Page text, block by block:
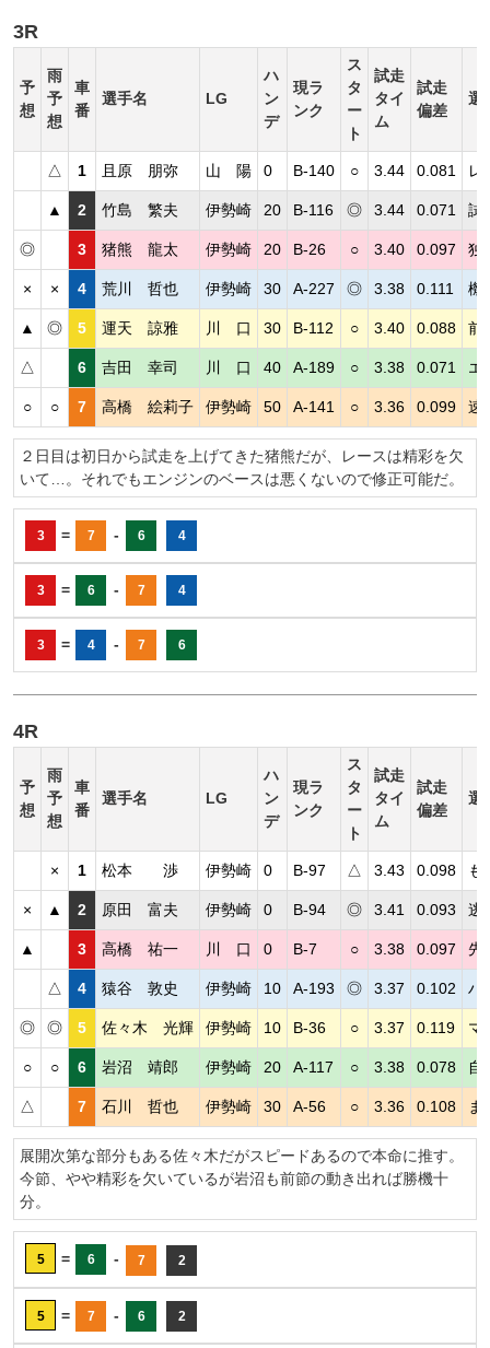
3R
予
想
雨
予
想
車
番
選手名 LG
ハ
ン
デ
現ラ
ンク
ス
タ
ー
ト
試走
タイ
ム
試走
偏差
選
△ 1 且原 朋弥 山 陽 0 B-140 ○ 3.44 0.081 レ
▲ 2 竹島 繁夫 伊勢崎 20 B-116 ◎ 3.44 0.071 試
◎ 3 猪熊 龍太 伊勢崎 20 B-26 ○ 3.40 0.097 独
× × 4 荒川 哲也 伊勢崎 30 A-227 ◎ 3.38 0.111 機
▲ ◎ 5 運天 諒雅 川 口 30 B-112 ○ 3.40 0.088 前
△ 6 吉田 幸司 川 口 40 A-189 ○ 3.38 0.071 エ
○ ○ 7 高橋 絵莉子 伊勢崎 50 A-141 ○ 3.36 0.099 速
２日目は初日から試走を上げてきた猪熊だが、レースは精彩を欠
いて…。それでもエンジンのベースは悪くないので修正可能だ。
3 = 7 - 6 4
3 = 6 - 7 4
3 = 4 - 7 6
4R
予
想
雨
予
想
車
番
選手名 LG
ハ
ン
デ
現ラ
ンク
ス
タ
ー
ト
試走
タイ
ム
試走
偏差
選
× 1 松本 渉 伊勢崎 0 B-97 △ 3.43 0.098 も
× ▲ 2 原田 富夫 伊勢崎 0 B-94 ◎ 3.41 0.093 逃
▲ 3 高橋 祐一 川 口 0 B-7 ○ 3.38 0.097 先
△ 4 猿谷 敦史 伊勢崎 10 A-193 ◎ 3.37 0.102 ハ
◎ ◎ 5 佐々木 光輝 伊勢崎 10 B-36 ○ 3.37 0.119 マ
○ ○ 6 岩沼 靖郎 伊勢崎 20 A-117 ○ 3.38 0.078 自
△ 7 石川 哲也 伊勢崎 30 A-56 ○ 3.36 0.108 ま
展開次第な部分もある佐々木だがスピードあるので本命に推す。
今節、やや精彩を欠いているが岩沼も前節の動き出れば勝機十
分。
5 = 6 - 7 2
5 = 7 - 6 2